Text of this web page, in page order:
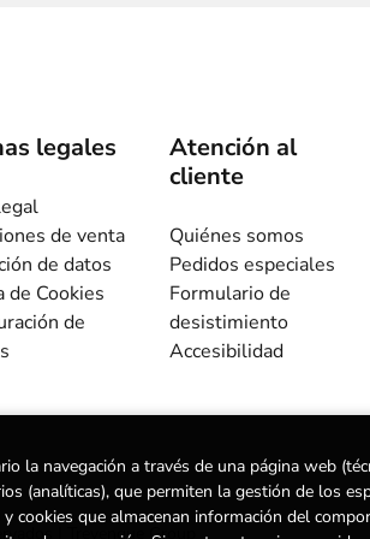
legales
de venta
de datos
de Cookies
de
Atención al
cliente
Quiénes somos
Pedidos especiales
Formulario de
desistimiento
Accesibilidad
| Trevenque Group
la navegación a través de una página web
(analíticas), que permiten la gestión de los
cookies que almacenan información del